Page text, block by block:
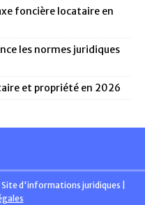
foncière locataire en
les normes juridiques
et propriété en 2026
d'informations juridiques